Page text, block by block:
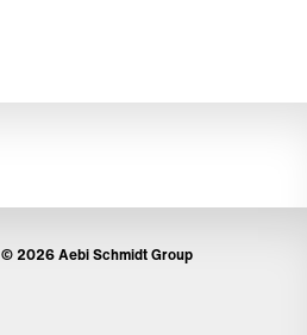
© 2026 Aebi Schmidt Group